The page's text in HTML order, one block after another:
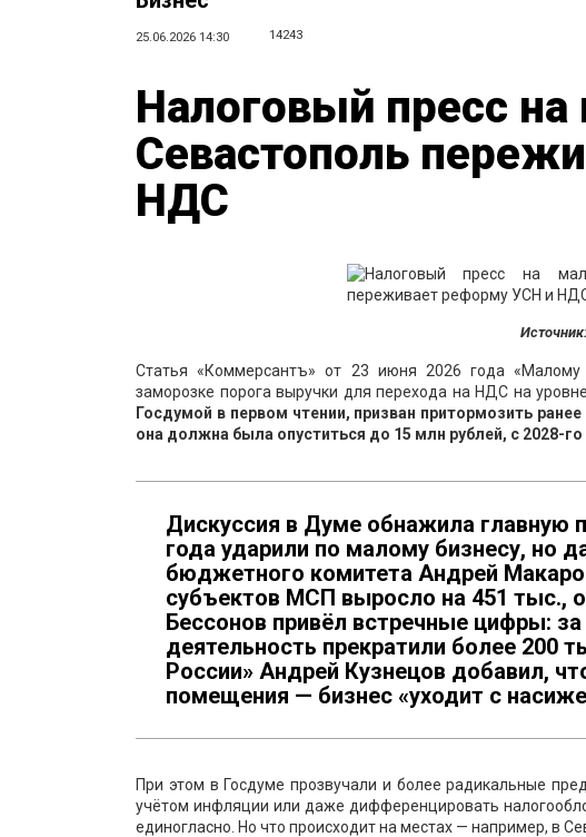
25.06.2026 14:30 14243
Налоговый пресс
Севастополь
НДС
Статья «Коммерсантъ» от 23 июня 2026 года «Малому
заморозке порога выручки для перехода на НДС на
Госдумой в первом чтении, призван притормозить
она должна была опуститься до 15 млн рублей, с 2028-
Дискуссия в Думе обнажила главную
года ударили по малому бизнесу, но
бюджетного комитета Андрей
субъектов МСП выросло на 451 тыс.,
Бессонов привёл встречные цифры:
деятельность прекратили более 200
России» Андрей Кузнецов добавил,
помещения — бизнес «уходит с
При этом в Госдуме прозвучали и более радикальные
учётом инфляции или даже дифференцировать
единогласно. Но что происходит на местах — например, в